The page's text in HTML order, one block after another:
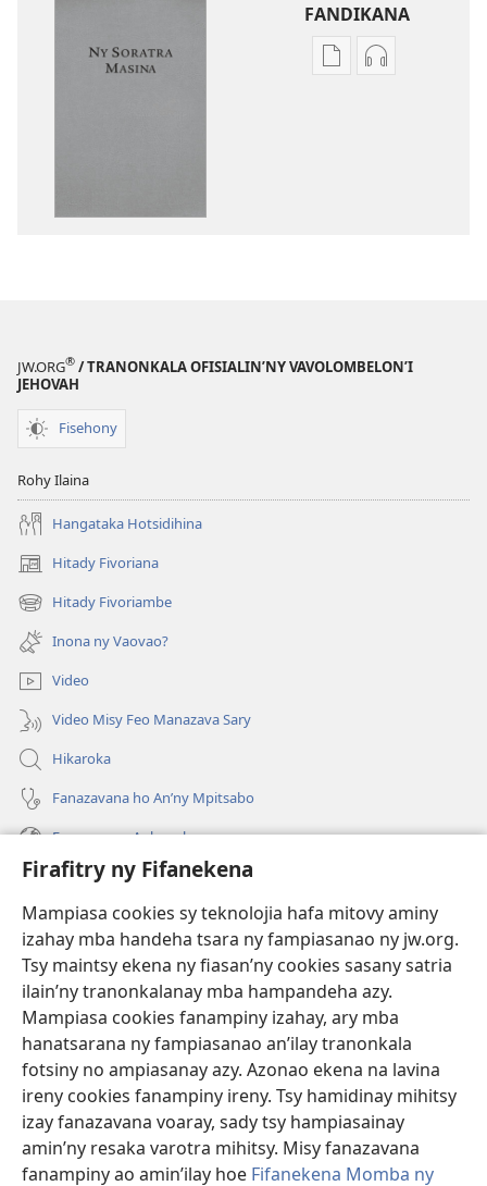
Firafitry ny Fifanekena
Mampiasa cookies sy teknolojia hafa mitovy aminy
izahay mba handeha tsara ny fampiasanao ny jw.org.
Tsy maintsy ekena ny fiasan’ny cookies sasany satria
ilain’ny tranonkalanay mba hampandeha azy.
Mampiasa cookies fanampiny izahay, ary mba
hanatsarana ny fampiasanao an’ilay tranonkala
fotsiny no ampiasanay azy. Azonao ekena na lavina
ireny cookies fanampiny ireny. Tsy hamidinay mihitsy
izay fanazavana voaray, sady tsy hampiasainay
amin’ny resaka varotra mihitsy. Misy fanazavana
fanampiny ao amin’ilay hoe Fifanekena Momba ny
FANDIKANA
FandikanaFandikana
JW.ORG® / TRANONKALA OFISIALIN’NY VAVOLOMBELON’I
JEHOVAH
Fisehony
Rohy Ilaina
Hangataka Hotsidihina
Hitady Fivoriana
(manokatra
rohy) Hitady Fivoriambe
(manokatra
rohy) Inona ny Vaovao?
Video
Video Misy Feo Manazava Sary
Hikaroka
Fanazavana ho An’ny Mpitsabo
Fanazavana Ankapobeny
Fanampiana
Fanomezana
(manokatra
rohy)
FITEHIRIZAM-BOKIN’NY Vavolombelon’i Jehovah
(manokatra
rohy)
JW Hub
(manokatra
rohy)
JW Library
Watchtower Library ®